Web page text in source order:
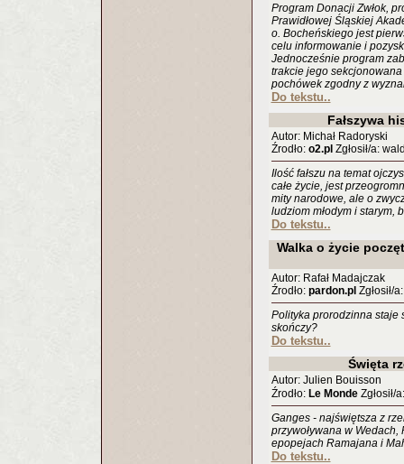
Program Donacji Zwłok,
Prawidłowej Śląskiej
o. Bocheńskiego jest
celu informowanie i
Jednocześnie program
trakcie jego
pochówek zgodny z
Do tekstu..
Fałszywa
Autor: Michał Radoryski
Źrodło: o2.pl Zgłosił/a:
Ilość fałszu na temat
całe życie, jest
mity narodowe, ale o
ludziom młodym i starym,
Do tekstu..
Walka o życie
Autor: Rafał Madajczak
Źrodło: pardon.pl Zgłosił/
Polityka prorodzinna staje
skończy?
Do tekstu..
Święta
Autor: Julien Bouisson
Źrodło: Le MondeZgłosił/
Ganges - najświętsza z
przywoływana w
epopejach Ramajana i
Do tekstu..